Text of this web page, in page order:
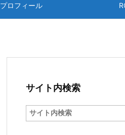
プロフィール
サイト内検索